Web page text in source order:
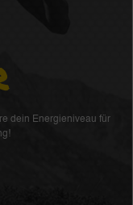
dein Energieniveau für